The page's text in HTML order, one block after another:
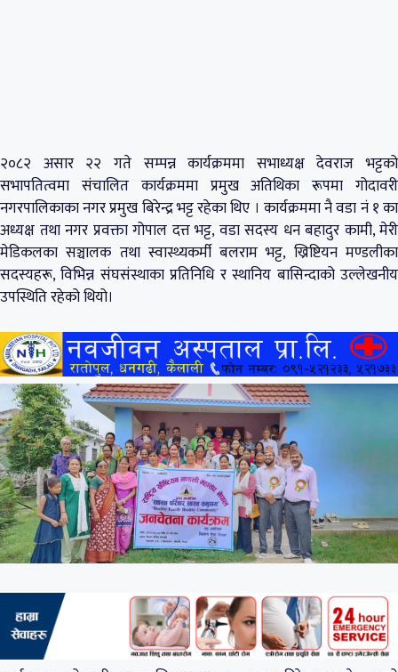
२०८२ असार २२ गते सम्पन्न कार्यक्रममा सभाध्यक्ष देवराज भट्टको
सभापतित्वमा संचालित कार्यक्रममा प्रमुख अतिथिका रूपमा गोदावरी
नगरपालिकाका नगर प्रमुख बिरेन्द्र भट्ट रहेका थिए । कार्यक्रममा नै वडा नं १ का
अध्यक्ष तथा नगर प्रवक्ता गोपाल दत्त भट्ट, वडा सदस्य धन बहादुर कामी, मेरी
मेडिकलका सञ्चालक तथा स्वास्थ्यकर्मी बलराम भट्ट, ख्रिष्टियन मण्डलीका
सदस्यहरू, विभिन्न संघसंस्थाका प्रतिनिधि र स्थानिय बासिन्दाको उल्लेखनीय
उपस्थिति रहेको थियो।